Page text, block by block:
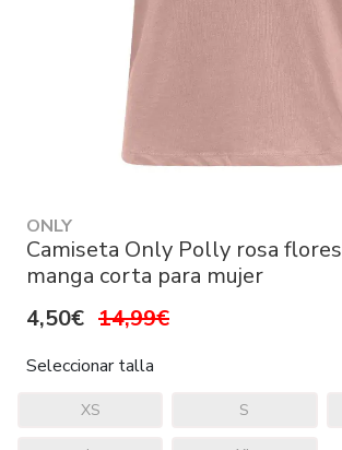
ONLY
Camiseta Only Polly rosa flores
manga corta para mujer
4,50€ 14,99€
Seleccionar talla
XS S